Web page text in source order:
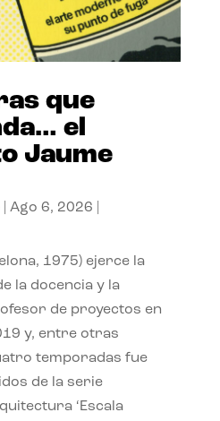
que
el
Jaume
| Ago 6, 2026
1975) ejerce la
la docencia y la
de proyectos en
y, entre otras
temporadas fue
de la serie
‘Escala